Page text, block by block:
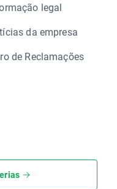
legal
da empresa
de Reclamações